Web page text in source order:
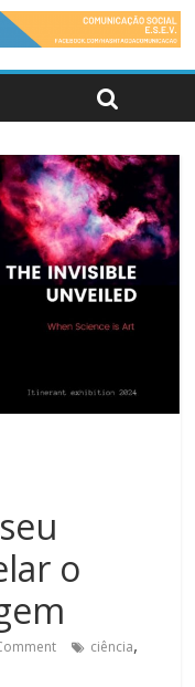
o
ciência,